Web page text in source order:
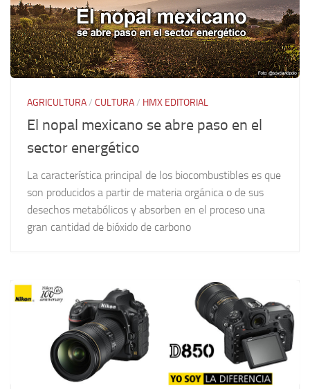
AGRICULTURA/ CULTURA/ HMX EDITORIAL
El nopal mexicano se abre paso en el
sector energético
La característica principal de los biocombustibles es que
son producidos a partir de materia orgánica o de sus
desechos metabólicos y absorben en el proceso una
gran cantidad de bióxido de carbono